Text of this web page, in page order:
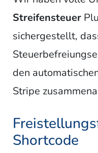
Streifensteuer
sichergestellt,
den
Stripe
Shortcode